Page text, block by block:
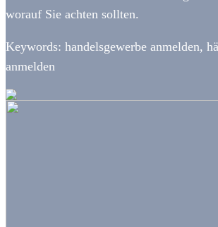
worauf Sie achten sollten.
Keywords: handelsgewerbe anmelden,
anmelden